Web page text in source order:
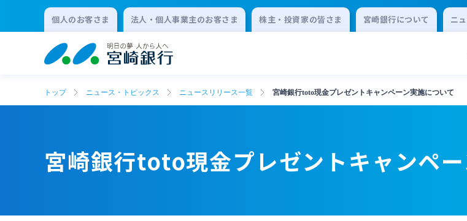
個人のお客さま 法人・個人事業主のお客さま 株主・投資家の皆さま 宮崎銀行について ニ
トップ ニュース・トピックス ニュースリリース一覧 宮崎銀行toto現金プレゼントキャンペーン実施について
宮崎銀行toto現金プレゼントキャンペ